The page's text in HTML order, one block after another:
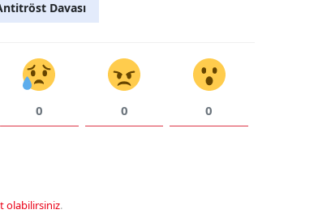
Davası
0 0 0
olabilirsiniz.